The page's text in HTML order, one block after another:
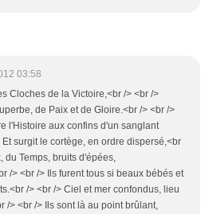
03:58
Cloches de la Victoire,<br /> <br />
de Paix et de Gloire.<br /> <br />
l'Histoire aux confins d'un sanglant
surgit le cortège, en ordre dispersé,<br
du Temps, bruits d'épées,
/> <br /> Ils furent tous si beaux bébés et
/> <br /> Ciel et mer confondus, lieu
/> <br /> Ils sont là au point brûlant,